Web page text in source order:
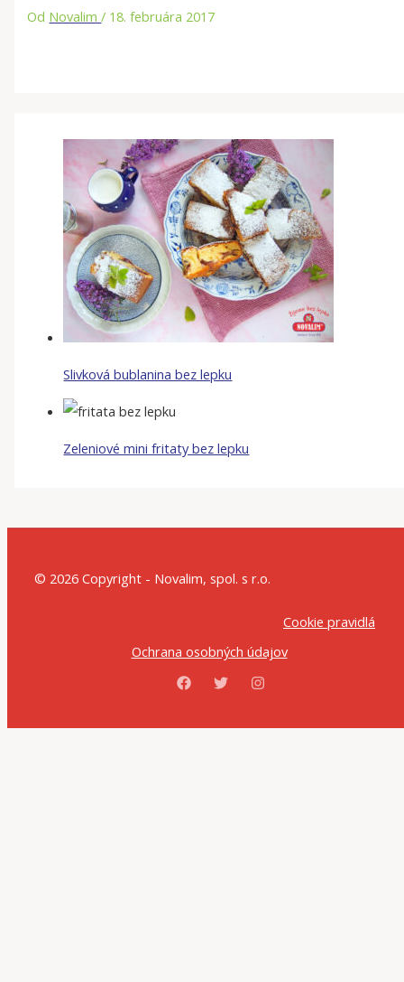
Od Novalim/ 18. februára 2017
Slivková bublanina bez lepku
Zeleniové mini fritaty bez lepku
© 2026 Copyright - Novalim, spol. s r.o.
Cookie pravidlá
Ochrana osobných údajov